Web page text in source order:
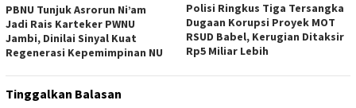
PBNU Tunjuk Asrorun Ni’am
Jadi Rais Karteker PWNU
Jambi, Dinilai Sinyal Kuat
Regenerasi Kepemimpinan NU
Polisi Ringkus Tiga Tersangka
Dugaan Korupsi Proyek MOT
RSUD Babel, Kerugian Ditaksir
Rp5 Miliar Lebih
Tinggalkan Balasan